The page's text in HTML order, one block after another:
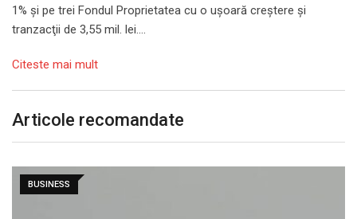
1% şi pe trei Fondul Proprietatea cu o uşoară creştere şi
tranzacţii de 3,55 mil. lei….
Citeste mai mult
Articole recomandate
BUSINESS